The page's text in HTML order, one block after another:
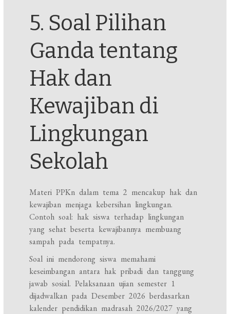
5. Soal Pilihan
Ganda tentang
Hak dan
Kewajiban di
Lingkungan
Sekolah
Materi PPKn dalam tema 2 mencakup hak dan
kewajiban menjaga kebersihan lingkungan.
Contoh soal: hak siswa terhadap lingkungan
yang sehat beserta kewajibannya membuang
sampah pada tempatnya.
Soal ini mendorong siswa memahami
keseimbangan antara hak pribadi dan tanggung
jawab sosial. Pelaksanaan ujian semester 1
dijadwalkan pada Desember 2026 berdasarkan
kalender pendidikan madrasah 2026/2027 yang